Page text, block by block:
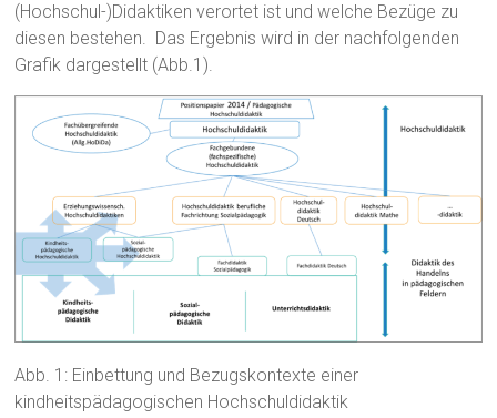
(Hochschul-)Didaktiken verortet ist und welche Bezüge zu
diesen bestehen. Das Ergebnis wird in der nachfolgenden
Grafik dargestellt (Abb.1).
Abb. 1: Einbettung und Bezugskontexte einer
kindheitspädagogischen Hochschuldidaktik